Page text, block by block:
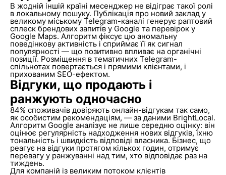
В жодній іншій країні месенджер не відіграє такої ролі
в локальному пошуку. Публікація про новий заклад у
великому міському Telegram-каналі генерує раптовий
сплеск брендових запитів у Google та перевірок у
Google Maps. Алгоритм фіксує цю аномальну
поведінкову активність і сприймає її як сигнал
популярності — що позитивно впливає на органічні
позиції. Розміщення в тематичних Telegram-
спільнотах повертається і прямими клієнтами, і
прихованим SEO-ефектом.
Відгуки, що продають і
ранжують одночасно
84% споживачів довіряють онлайн-відгукам так само,
як особистим рекомендаціям, — за даними BrightLocal.
Алгоритм Google аналізує не лише середню оцінку: він
оцінює регулярність надходження нових відгуків, їхню
тональність і швидкість відповіді власника. Бізнес, що
реагує на відгуки протягом кількох годин, отримує
перевагу у ранжуванні над тим, хто відповідає раз на
тиждень.
Для компаній із великим потоком клієнтів